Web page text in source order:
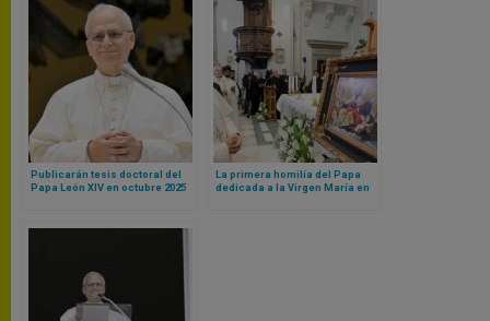
Publicarán tesis doctoral del
Papa León XIV en octubre 2025
La primera homilía del Papa
dedicada a la Virgen María en